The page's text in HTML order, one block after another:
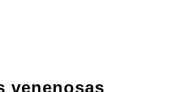
venenosas